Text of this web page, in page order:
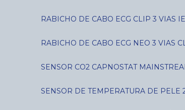
RABICHO DE CABO ECG CLIP 3 VIAS
RABICHO DE CABO ECG NEO 3 VIAS
SENSOR CO2 CAPNOSTAT
SENSOR DE TEMPERATURA DE PELE